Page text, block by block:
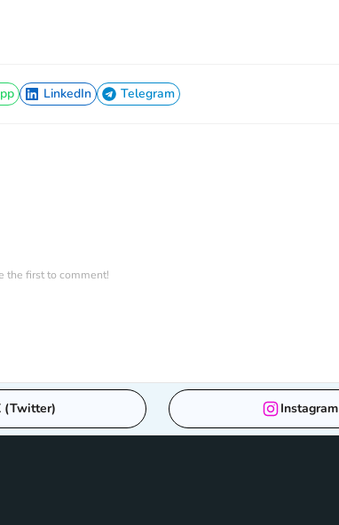
LinkedIn
LinkedIn
Telegram
Telegram
the first to comment!
(Twitter) Instagram